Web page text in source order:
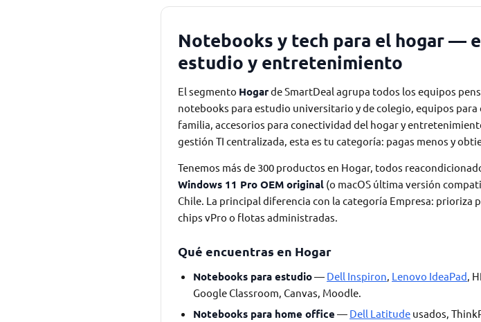
Notebooks y tech para el hogar —
estudio y entretenimiento
El segmento Hogarde SmartDeal agrupa todos los equipos
notebooks para estudio universitario y de colegio, equipos
familia, accesorios para conectividad del hogar y
gestión TI centralizada, esta es tu categoría: pagas menos y
Tenemos más de 300 productos en Hogar, todos
Windows 11 Pro OEM original (o macOS última versión
Chile. La principal diferencia con la categoría Empresa: prioriza
chips vPro o flotas administradas.
Qué encuentras en Hogar
Notebooks para estudio— Dell Inspiron, Lenovo IdeaPad,
Google Classroom, Canvas, Moodle.
Notebooks para home office — Dell Latitude usados,